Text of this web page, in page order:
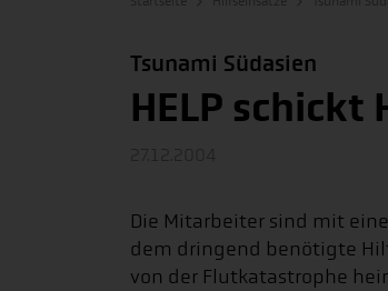
Tsunami Südasien
HELP schickt
Die Mitarbeiter sind mit
dem dringend benötigte
von der Flutkatastrophe